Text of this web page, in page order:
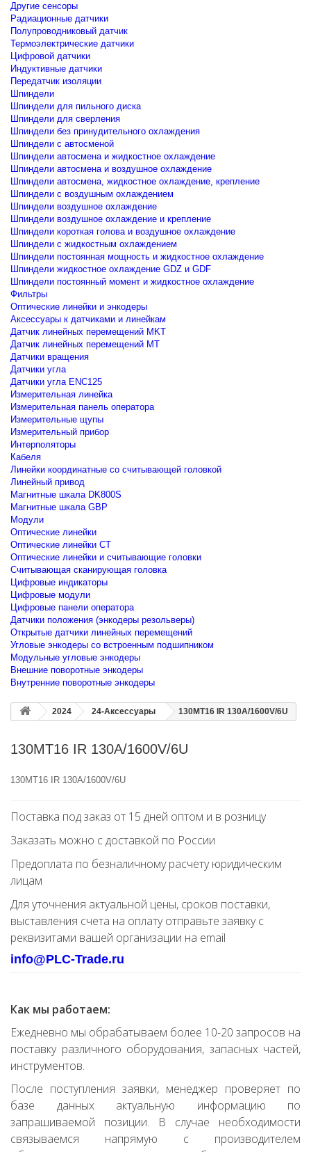
Другие сенсоры
Радиационные датчики
Полупроводниковый датчик
Термоэлектрические датчики
Цифровой датчики
Индуктивные датчики
Передатчик изоляции
Шпиндели
Шпиндели для пильного диска
Шпиндели для сверления
Шпиндели без принудительного охлаждения
Шпиндели с автосменой
Шпиндели автосмена и жидкостное охлаждение
Шпиндели автосмена и воздушное охлаждение
Шпиндели автосмена, жидкостное охлаждение, крепление
Шпиндели с воздушным охлаждением
Шпиндели воздушное охлаждение
Шпиндели воздушное охлаждение и крепление
Шпиндели короткая голова и воздушное охлаждение
Шпиндели с жидкостным охлаждением
Шпиндели постоянная мощность и жидкостное охлаждение
Шпиндели жидкостное охлаждение GDZ и GDF
Шпиндели постоянный момент и жидкостное охлаждение
Фильтры
Оптические линейки и энкодеры
Аксессуары к датчиками и линейкам
Датчик линейных перемещений MKT
Датчик линейных перемещений MT
Датчики вращения
Датчики угла
Датчики угла ENC125
Измерительная линейка
Измерительная панель оператора
Измерительные щупы
Измерительный прибор
Интерполяторы
Кабеля
Линейки координатные со считывающей головкой
Линейный привод
Магнитные шкала DK800S
Магнитные шкала GBP
Модули
Оптические линейки
Оптические линейки CT
Оптические линейки и считывающие головки
Считывающая сканирующая головка
Цифровые индикаторы
Цифровые модули
Цифровые панели оператора
Датчики положения (энкодеры резольверы)
Открытые датчики линейных перемещений
Угловые энкодеры со встроенным подшипником
Модульные угловые энкодеры
Внешние поворотные энкодеры
Внутренние поворотные энкодеры
2024 24-Аксессуары 130MT16 IR 130A/1600V/6U
130MT16 IR 130A/1600V/6U
130MT16 IR 130A/1600V/6U
Поставка под заказ от 15 дней оптом и в розницу
Заказать можно с доставкой по России
Предоплата по безналичному расчету юридическим
лицам
Для уточнения актуальной цены, сроков поставки,
выставления счета на оплату отправьте заявку с
реквизитами вашей организации на email
info@PLC-Trade.ru
Как мы работаем:
Ежедневно мы обрабатываем более 10-20 запросов на
поставку различного оборудования, запасных частей,
инструментов.
После поступления заявки, менеджер проверяет по
базе данных актуальную информацию по
запрашиваемой позиции. В случае необходимости
связываемся напрямую с производителем